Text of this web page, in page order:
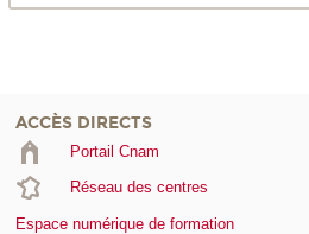
ACCÈS DIRECTS
Portail Cnam
Réseau des centres
Espace numérique de formation